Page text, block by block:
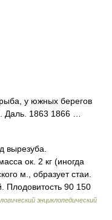
у южных берегов
Даль. 1863 1866 …
вырезуба.
ок. 2 кг (иногда
м., образует стаи.
Плодовитость 90 150
энциклопедический